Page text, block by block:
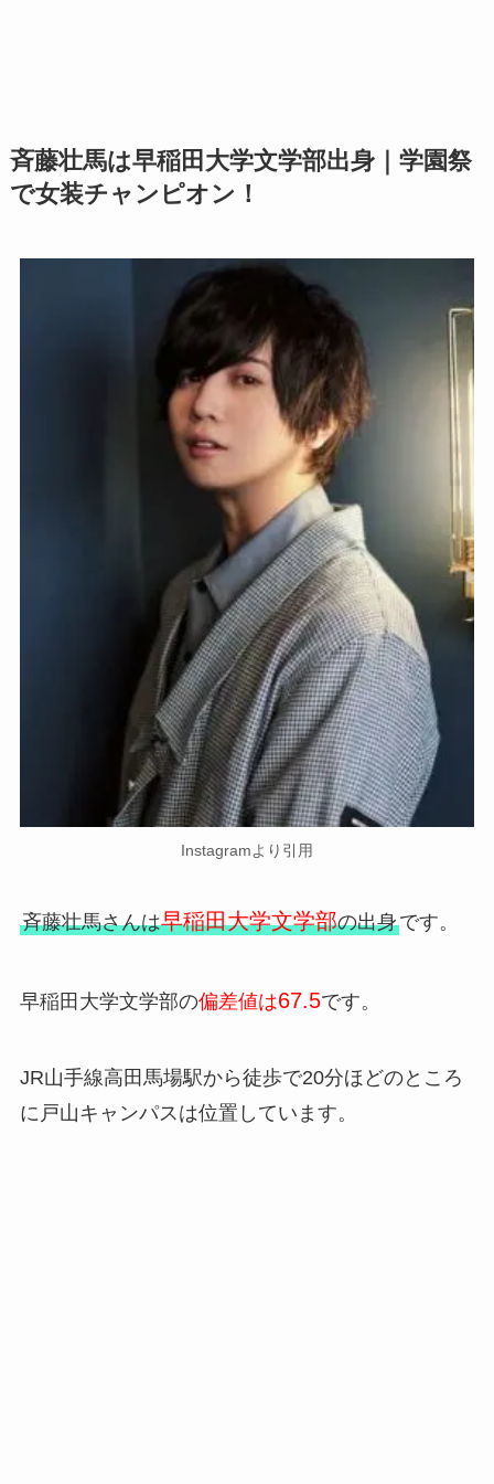
斉藤壮馬は早稲田大学文学部出身｜学園祭
で女装チャンピオン！
Instagramより引用
斉藤壮馬さんは早稲田大学文学部の出身です。
早稲田大学文学部の偏差値は67.5です。
JR山手線高田馬場駅から徒歩で20分ほどのところ
に戸山キャンパスは位置しています。